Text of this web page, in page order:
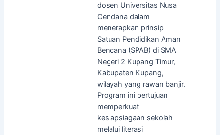
dosen Universitas Nusa
Cendana dalam
menerapkan prinsip
Satuan Pendidikan Aman
Bencana (SPAB) di SMA
Negeri 2 Kupang Timur,
Kabupaten Kupang,
wilayah yang rawan banjir.
Program ini bertujuan
memperkuat
kesiapsiagaan sekolah
melalui literasi